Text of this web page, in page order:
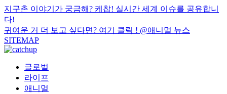
지구촌 이야기가 궁금해? 케찹! 실시간 세계 이슈를 공유합니
다!
귀여운 거 더 보고 싶다면? 여기 클릭 ! @애니멀 뉴스
SITEMAP
글로벌
라이프
애니멀